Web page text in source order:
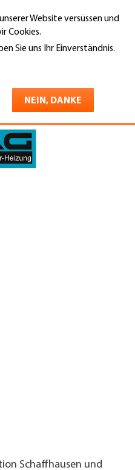
Website versüssen und
Cookies.
Sie uns Ihr Einverständnis.
NEIN, DANKE
Schaffhausen und